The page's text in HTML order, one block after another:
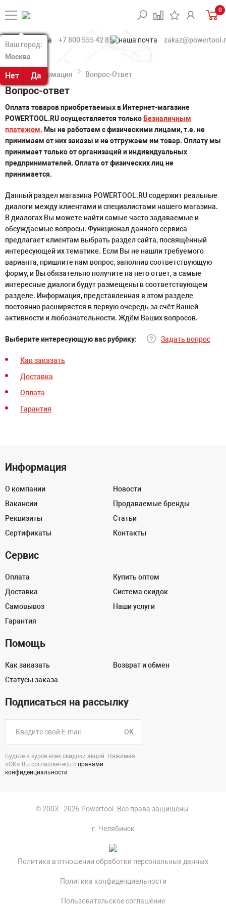
Ваш город:
Москва
Нет Да
Ваш город:
Москва
Нет Да
0
+7 800 555 42 85
Информация Вопрос-Ответ
Вопрос-ответ
Оплата товаров приобретаемых в Интернет-магазине
POWERTOOL.RU осуществляется только Безналичным
платежом. Мы не работаем с физическими лицами, т.е. не
принимаем от них заказы и не отгружаем им товар. Оплату мы
принимает только от организаций и индивидуальных
предпринимателей. Оплата от физических лиц не
принимается.
Данный раздел магазина POWERTOOL.RU содержит реальные
диалоги между клиентами и специалистами нашего магазина.
В диалогах Вы можете найти самые часто задаваемые и
обсуждаемые вопросы. Функционал данного сервиса
предлагает клиентам выбрать раздел сайта, посвящённый
интересующей их тематике. Если Вы не нашли требуемого
варианта, пришлите нам вопрос, заполнив соответствующую
форму, и Вы обязательно получите на него ответ, а самые
интересные диалоги будут размещены в соответствующем
разделе. Информация, представленная в этом разделе
постоянно расширяется в первую очередь за счёт Вашей
активности и любознательности. Ждём Ваших вопросов.
Выберите интересующую вас рубрику: Задать вопрос
Как заказать
Доставка
Оплата
Гарантия
Информация
О компании
Вакансии
Реквизиты
Сертификаты
Новости
Продаваемые бренды
Статьи
Контакты
Сервис
Оплата
Доставка
Самовывоз
Гарантия
Купить оптом
Система скидок
Наши услуги
Помощь
Как заказать
Статусы заказа
Возврат и обмен
Подписаться на рассылку
OK
Будьте в курсе всех скидоки акций. Нажимая
«ОК» Вы соглашаетесь с правами
конфиденциальности.
© 2003 - 2026 Powertool. Все права защищены.
г. Челябинск
Политика в отношении обработки персональных данных
Политика конфиденциальности
Пользовательское соглашение